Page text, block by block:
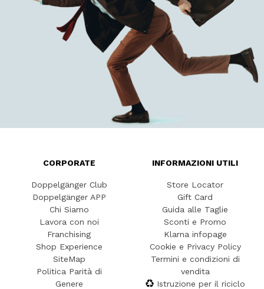
CORPORATE
Doppelgänger Club
Doppelgänger APP
Chi Siamo
Lavora con noi
Franchising
Shop Experience
SiteMap
Politica Parità di
Genere
INFORMAZIONI UTILI
Store Locator
Gift Card
Guida alle Taglie
Sconti e Promo
Klarna infopage
Cookie e Privacy Policy
Termini e condizioni di
vendita
Istruzione per il riciclo